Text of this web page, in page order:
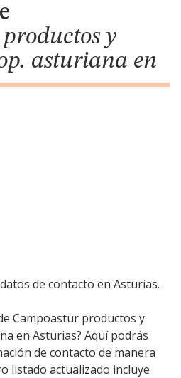
y
asturiana en
de contacto en Asturias.
Campoastur productos y
en Asturias? Aquí podrás
de contacto de manera
listado actualizado incluye